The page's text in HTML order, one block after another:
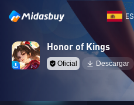
ES
Honor of Kings
Oficial Descargar